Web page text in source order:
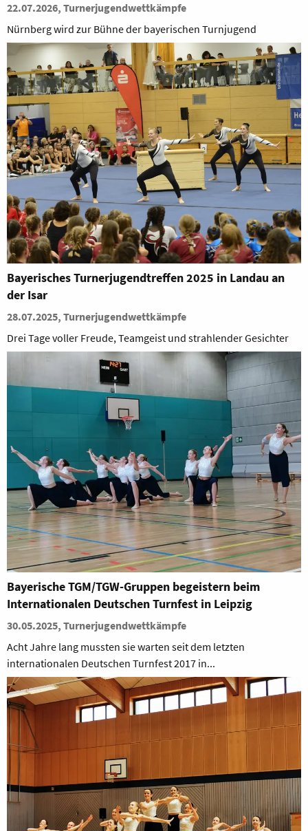
22.07.2026, Turnerjugendwettkämpfe
Nürnberg wird zur Bühne der bayerischen Turnjugend
Bayerisches Turnerjugendtreffen 2025 in Landau an
der Isar
28.07.2025, Turnerjugendwettkämpfe
Drei Tage voller Freude, Teamgeist und strahlender Gesichter
Bayerische TGM/TGW-Gruppen begeistern beim
Internationalen Deutschen Turnfest in Leipzig
30.05.2025, Turnerjugendwettkämpfe
Acht Jahre lang mussten sie warten seit dem letzten
internationalen Deutschen Turnfest 2017 in...